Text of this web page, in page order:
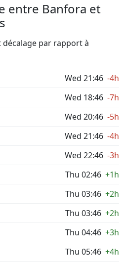
entre Banfora et
par rapport à
Wed 21:46 -4h
Wed 18:46 -7h
Wed 20:46 -5h
Wed 21:46 -4h
Wed 22:46 -3h
Thu 02:46 +1h
Thu 03:46 +2h
Thu 03:46 +2h
Thu 04:46 +3h
Thu 05:46 +4h